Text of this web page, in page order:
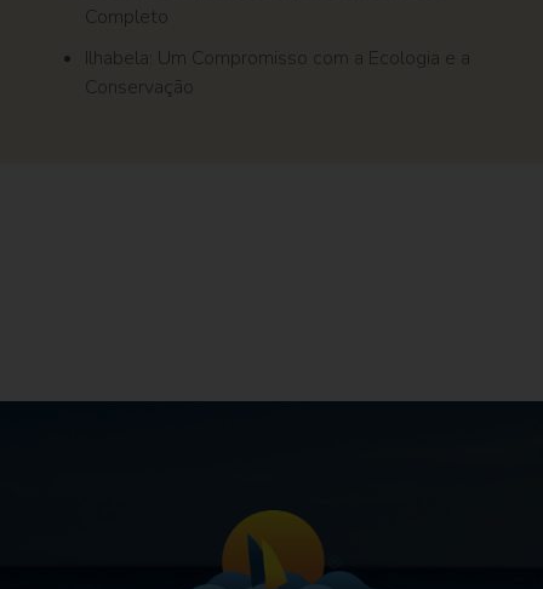
Completo
Ilhabela: Um Compromisso com a Ecologia e a
Conservação